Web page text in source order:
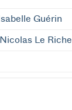
Isabelle Guérin
Nicolas Le Riche